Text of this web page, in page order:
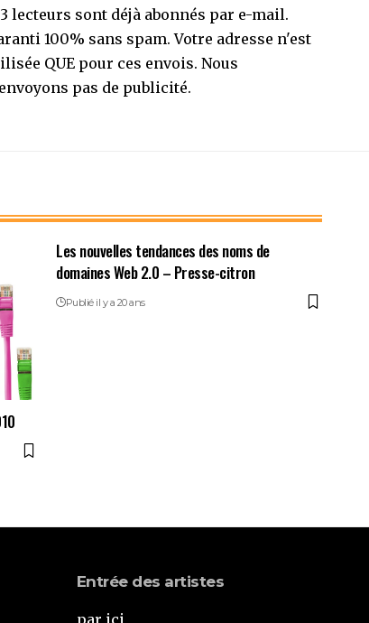
lecteurs sont déjà abonnés par e-mail.
100% sans spam. Votre adresse n'est
QUE pour ces envois. Nous
pas de publicité.
Les nouvelles tendances des noms de
domaines Web 2.0 – Presse-citron
Publié il y a 20 ans
Entrée des artistes
par ici